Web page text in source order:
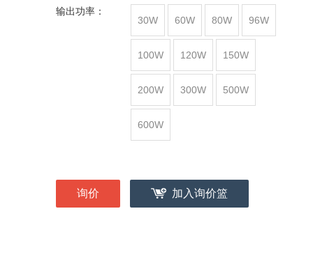
输出功率：
30W
60W 80W 96W
100W 120W 150W
200W 300W 500W
600W
询价 加入询价篮